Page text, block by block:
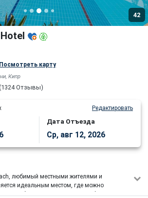
42
Посмотреть карту
Кипр
Отзывы)
Редактировать
Дата Отъезда
Ср, авг 12, 2026
любимый местными жителями и
идеальным местом, где можно
любимой кухней или расслабиться с